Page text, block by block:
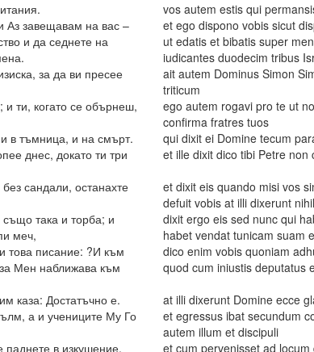
vos autem estis qui
Аз завещавам на вас –
et ego dispono vobis sicut
и да седнете на
ut edatis et bibatis super
iudicantes duodecim tribus
за да ви пресее
ait autem Dominus Simon
triticum
и ти, когато се обърнеш,
ego autem rogavi pro te ut
confirma fratres tuos
в тъмница, и на смърт.
qui dixit ei Domine tecum
днес, докато ти три
et ille dixit dico tibi Petre
сандали, останахте
et dixit eis quando misi vos
defuit vobis at illi dixerunt nihil
така и торба; и
меч,
dixit ergo eis sed nunc qui
habet vendat tunicam suam
това писание: ?И към
Мен наближава към
dico enim vobis quoniam
quod cum iniustis deputatus
каза: Достатъчно е.
at illi dixerunt Domine ecce
а и учениците Му Го
et egressus ibat secundum
autem illum et discipuli
в изкушение.
et cum pervenisset ad